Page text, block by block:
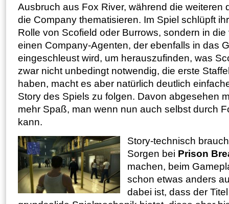
Ausbruch aus Fox River, während die weiteren
die Company thematisieren. Im Spiel schlüpft
Rolle von Scofield oder Burrows, sondern in
einen Company-Agenten, der ebenfalls in das
eingeschleust wird, um herauszufinden, was
zwar nicht unbedingt notwendig, die erste
haben, macht es aber natürlich deutlich
Story des Spiels zu folgen. Davon abgesehen
mehr Spaß, man wenn nun auch selbst durch
kann.
Story-technisch
Sorgen bei Prison
machen, beim
schon etwas anders
dabei ist, dass der